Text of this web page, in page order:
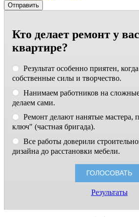
Кто делает ремонт у
квартире?
Результат особенно приятен,
собственные силы и творчество.
Нанимаем работников на
делаем сами.
Ремонт делают нанятые мастера,
ключ" (частная бригада).
Все работы доверили
дизайна до расстановки мебели.
Результаты